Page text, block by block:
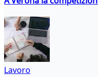
Lavoro